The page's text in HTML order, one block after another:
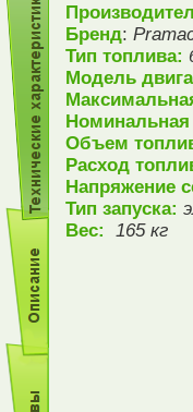
Бренд:
Тип топлива:
Модель
Объем
Расход
Напряжение
Тип запуска:
Вес: 165 кг